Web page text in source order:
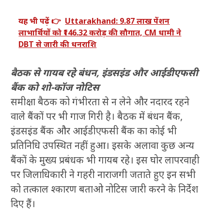
यह भी पढ़ें 👉 Uttarakhand: 9.87 लाख पेंशन
लाभार्थियों को ₹146.32 करोड़ की सौगात, CM धामी ने
DBT से जारी की धनराशि
बैठक से गायब रहे बंधन, इंडसइंड और आईडीएफसी
बैंक को शो-कॉज नोटिस
समीक्षा बैठक को गंभीरता से न लेने और नदारद रहने
वाले बैंकों पर भी गाज गिरी है। बैठक में बंधन बैंक,
इंडसइंड बैंक और आईडीएफसी बैंक का कोई भी
प्रतिनिधि उपस्थित नहीं हुआ। इसके अलावा कुछ अन्य
बैंकों के मुख्य प्रबंधक भी गायब रहे। इस घोर लापरवाही
पर जिलाधिकारी ने गहरी नाराजगी जताते हुए इन सभी
को तत्काल श्कारण बताओ नोटिस जारी करने के निर्देश
दिए हैं।